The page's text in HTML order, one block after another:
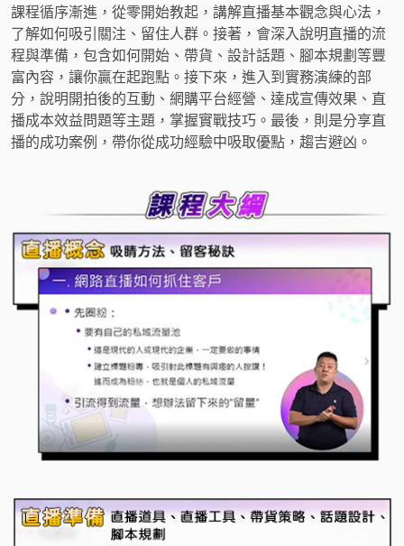
課程循序漸進，從零開始教起，講解直播基本觀念與心法，
了解如何吸引關注、留住人群。接著，會深入說明直播的流
程與準備，包含如何開始、帶貨、設計話題、腳本規劃等豐
富內容，讓你贏在起跑點。接下來，進入到實務演練的部
分，說明開拍後的互動、網購平台經營、達成宣傳效果、直
播成本效益問題等主題，掌握實戰技巧。最後，則是分享直
播的成功案例，帶你從成功經驗中吸取優點，趨吉避凶。